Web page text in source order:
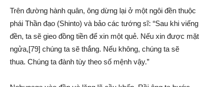
Trên đường hành quân, ông dừng lại ở một ngôi đền thuộc
phái Thần đạo (Shinto) và bảo các tướng sĩ: “Sau khi viếng
đền, ta sẽ gieo đồng tiền để xin một quẻ. Nếu xin được mặt
ngửa,[79] chúng ta sẽ thắng. Nếu không, chúng ta sẽ
thua. Chúng ta đành tùy theo số mệnh vậy.”